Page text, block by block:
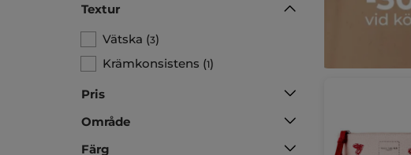
Textur
Vätska (3)
Krämkonsistens (1)
Pris
Område
Färg